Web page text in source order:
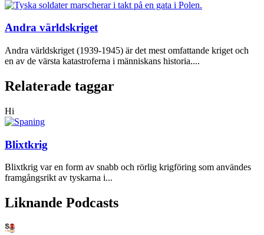
Andra världskriget
Andra världskriget (1939-1945) är det mest omfattande kriget och
en av de värsta katastroferna i människans historia....
Relaterade taggar
Hi
Blixtkrig
Blixtkrig var en form av snabb och rörlig krigföring som användes
framgångsrikt av tyskarna i...
Liknande Podcasts